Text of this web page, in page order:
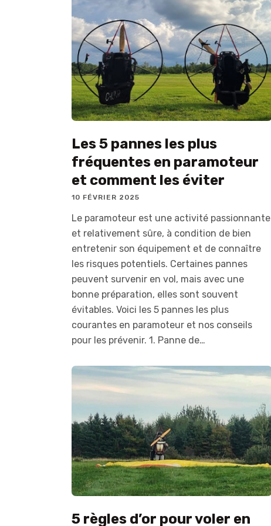
Les 5 pannes les plus
fréquentes en paramoteur
et comment les éviter
10 FÉVRIER 2025
Le paramoteur est une activité passionnante
et relativement sûre, à condition de bien
entretenir son équipement et de connaître
les risques potentiels. Certaines pannes
peuvent survenir en vol, mais avec une
bonne préparation, elles sont souvent
évitables. Voici les 5 pannes les plus
courantes en paramoteur et nos conseils
pour les prévenir. 1. Panne de…
5 règles d’or pour voler en